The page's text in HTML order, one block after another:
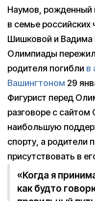
Наумов, рожденный
в семье российских
Шишковой и Вадима
Олимпиады
родителя погибли в
Вашингтоном 29
Фигурист перед
разговоре с сайтом
наибольшую
спорту, а родители
присутствовать в
«Когда я
как будто